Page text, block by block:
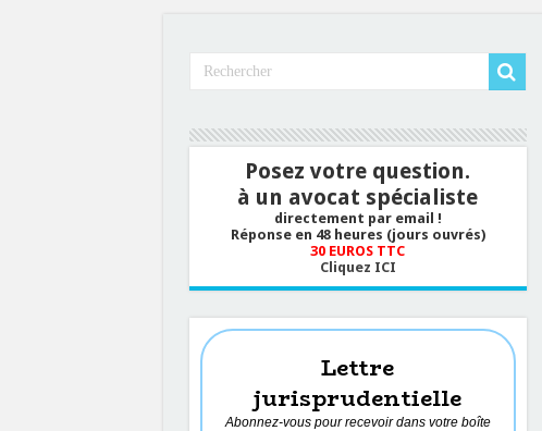
Posez votre question.
à un avocat spécialiste
directement par email !
Réponse en 48 heures (jours ouvrés)
30 EUROS TTC
Cliquez ICI
Lettre
jurisprudentielle
Abonnez-vous pour recevoir dans votre boîte